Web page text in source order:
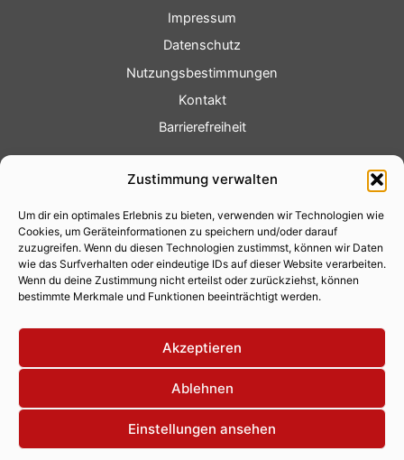
Zustimmung verwalten
Um dir ein optimales Erlebnis zu bieten, verwenden wir Technologien wie
Cookies, um Geräteinformationen zu speichern und/oder darauf
zuzugreifen. Wenn du diesen Technologien zustimmst, können wir Daten
wie das Surfverhalten oder eindeutige IDs auf dieser Website verarbeiten.
Wenn du deine Zustimmung nicht erteilst oder zurückziehst, können
bestimmte Merkmale und Funktionen beeinträchtigt werden.
Akzeptieren
Ablehnen
Einstellungen ansehen
Impressum
Datenschutz
Nutzungsbestimmungen
Kontakt
Barrierefreiheit
Fotoservice
Videoservice
Werbung
Contenterstellung
Lokalnachrichten
Lokalfernsehen
Eventkalender